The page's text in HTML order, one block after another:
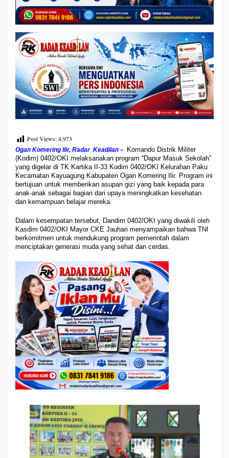
a
l
i
k
s
a
n
a
k
a
n
P
o
g
r
a
m
D
a
p
r
M
a
s
u
k
S
e
k
o
l
a
h
Post Views:4,973
Ogan Komering Ilir, Radar Keadilan – Komando Distrik Militer
(Kodim) 0402/OKI melaksanakan program “Dapur Masuk Sekolah”
yang digelar di TK Kartika II-33 Kodim 0402/OKI Kelurahan Paku
Kecamatan Kayuagung Kabupaten Ogan Komering Ilir. Program ini
bertujuan untuk memberikan asupan gizi yang baik kepada para
anak-anak sebagai bagian dari upaya meningkatkan kesehatan
dan kemampuan belajar mereka.
Dalam kesempatan tersebut, Dandim 0402/OKI yang diwakili oleh
Kasdim 0402/OKI Mayor CKE Jauhari menyampaikan bahwa TNI
berkomitmen untuk mendukung program pemerintah dalam
menciptakan generasi muda yang sehat dan cerdas.